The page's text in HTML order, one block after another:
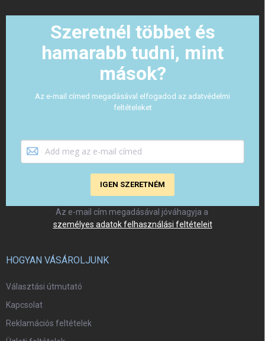
Szeretnél többet és
hamarabb tudni, mint
mások?
Az e-mail címed megadásával elfogadod az adatvédelmi
feltételeket
IGEN SZERETNÉM
Az e-mail cím megadásával jóváhagyja a
személyes adatok felhasználási feltételeit
HOGYAN VÁSÁROLJUNK
Választási útmutató
Kapcsolat
Reklamációs feltételek